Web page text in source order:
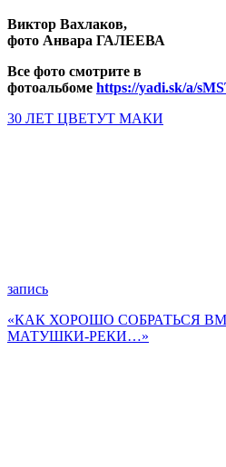
Виктор Вахлаков,
фото Анвара ГАЛЕЕВА
Все фото смотрите в
фотоальбоме https://yadi.sk/a/
30 ЛЕТ ЦВЕТУТ МАКИ
запись
«КАК ХОРОШО СОБРАТЬСЯ
МАТУШКИ-РЕКИ…»